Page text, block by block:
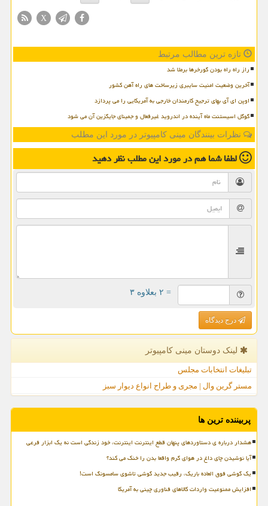
X
تازه ترین مطالب مرتبط
راز راه راه بودن گورخرها برملا شد
آخرین وضعیت امنیت سایبری زیرساخت های راه آهن کشور
اوپن ای آی بهای ترجیح کارمندان خارجی به آمریکایی را می پردازد
گوگل اسیستنت ماه آینده در اندروید غیرفعال و جمینای جایگزین آن می شود
نظرات بینندگان مینی کامپیوتر در مورد این مطلب
لطفا شما همدر مورد این مطلبنظر دهید
= ۲ بعلاوه ۳
درج دیدگاه
لینک دوستان مینی كامپیوتر
تبلیغات انتخابات مجلس
مستر گرین وال | مجری و طراح انواع دیوار سبز
پربیننده ترین ها
هشدار درباره ی دستاوردهای پنهان قطع اینترنت اینترنت، خود زندگی است نه یک ابزار فرعی
آیا نوشیدن چای داغ در هوای گرم واقعا بدن را خنک می کند؟
یک گوشی فوق العاده باریک، رقیب جدید گوشی تاشوی سامسونگ است!
افزایش ممنوعیت واردات کالاهای فناوری چینی به آمریکا